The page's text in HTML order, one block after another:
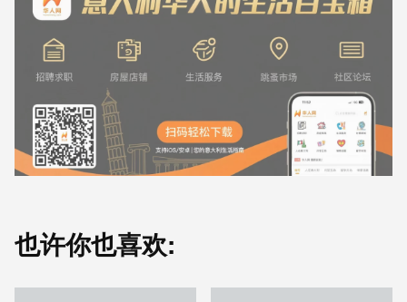
也许你也喜欢: